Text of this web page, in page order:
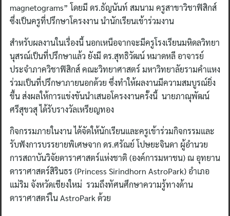
magnetograms” โดยมี ดร.ธัญนันท์ สมนาม ครูสาขาวิชาฟิสิกส์
ซึ่งเป็นครูที่ปรึกษาโครงงาน นำนักเรียนเข้าร่วมงาน
สำหรับผลงานในเรื่องนี้ นอกเหนือจากจะมีครูโรงเรียนมหิดลวิทยา
นุสรณ์เป็นที่ปรึกษาแล้ว ยังมี ดร.สุทธิวัฒน์ หมาดหลี อาจารย์
ประจำภาควิชาฟิสิกส์ คณะวิทยาศาสตร์ มหาวิทยาลัยรามคำแหง
ร่วมเป็นที่ปรึกษาภายนอกด้วย ซึ่งทำให้ผลงานมีความสมบูรณ์ยิ่ง
ขึ้น ส่งผลให้การแข่งขันนำเสนอโครงงานครั้งนี้ นายภาณุพัฒน์
ศรีสุขวสุ ได้รับรางวัลเหรียญทอง
กิจกรรมภายในงาน ได้จัดให้นักเรียนและครูเข้าร่วมกิจกรรมและ
รับฟังการบรรยายพิเศษจาก ดร.ศรัณย์ โปษยะจินดา ผู้อำนวย
การสถาบันวิจัยดาราศาสตร์แห่งชาติ (องค์การมหาชน) ณ อุทยาน
ดาราศาสตร์สิรินธร (Princess Sirindhorn AstroPark) อำเภอ
แม่ริม จังหวัดเชียงใหม่ รวมถึงทัศนศึกษาความรู้ทางด้าน
ดาราศาสตร์ใน AstroPark ด้วย